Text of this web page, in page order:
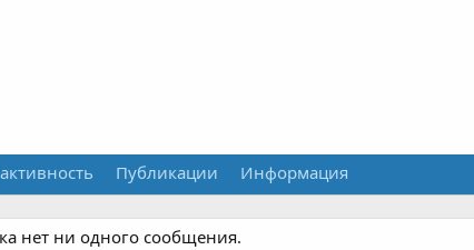
Публикации Информация
нет ни одного сообщения.